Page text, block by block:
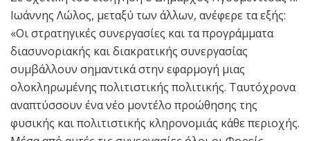
Ιωάννης Λώλος, μεταξύ των άλλων, ανέφερε τα εξής:
«Οι στρατηγικές συνεργασίες και τα προγράμματα
διασυνοριακής και διακρατικής συνεργασίας
συμβάλλουν σημαντικά στην εφαρμογή μιας
ολοκληρωμένης πολιτιστικής πολιτικής. Ταυτόχρονα
αναπτύσσουν ένα νέο μοντέλο προώθησης της
φυσικής και πολιτιστικής κληρονομιάς κάθε περιοχής.